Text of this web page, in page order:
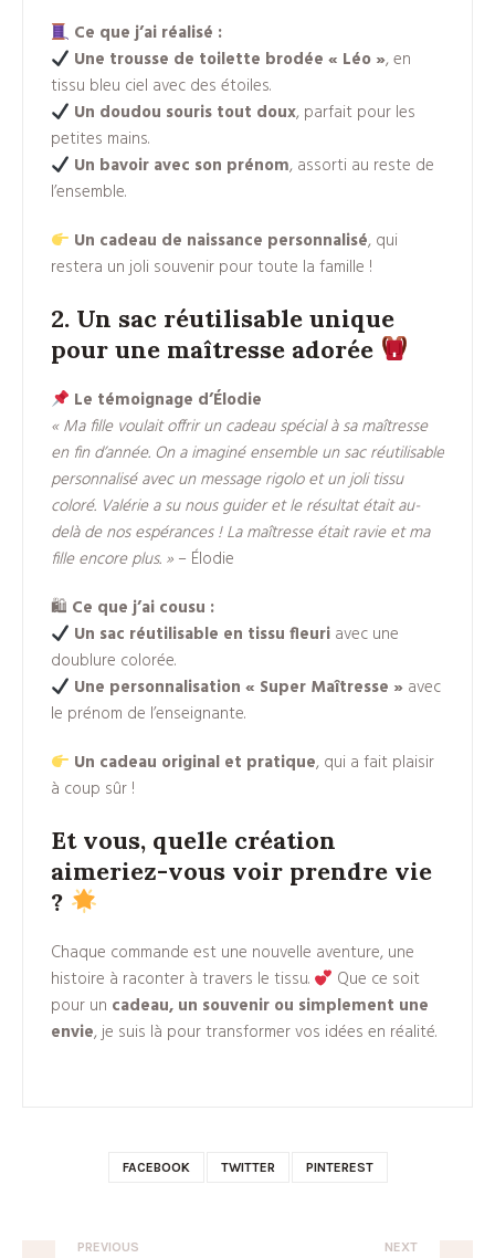
Ce que j’ai réalisé :
Une trousse de toilette brodée « Léo », en
tissu bleu ciel avec des étoiles.
Un doudou souris tout doux, parfait pour les
petites mains.
Un bavoir avec son prénom, assorti au reste de
l’ensemble.
Un cadeau de naissance personnalisé, qui
restera un joli souvenir pour toute la famille !
2. Un sac réutilisable unique
pour une maîtresse adorée
Le témoignage d’Élodie
« Ma fille voulait offrir un cadeau spécial à sa maîtresse
en fin d’année. On a imaginé ensemble un sac réutilisable
personnalisé avec un message rigolo et un joli tissu
coloré. Valérie a su nous guider et le résultat était au-
delà de nos espérances ! La maîtresse était ravie et ma
fille encore plus. » – Élodie
🛍 Ce que j’ai cousu :
Un sac réutilisable en tissu fleuri avec une
doublure colorée.
Une personnalisation « Super Maîtresse » avec
le prénom de l’enseignante.
Un cadeau original et pratique, qui a fait plaisir
à coup sûr !
Et vous, quelle création
aimeriez-vous voir prendre vie
?
Chaque commande est une nouvelle aventure, une
histoire à raconter à travers le tissu.
Que ce soit
pour un cadeau, un souvenir ou simplement une
envie, je suis là pour transformer vos idées en réalité.
FACEBOOK TWITTER PINTEREST
PREVIOUS NEXT